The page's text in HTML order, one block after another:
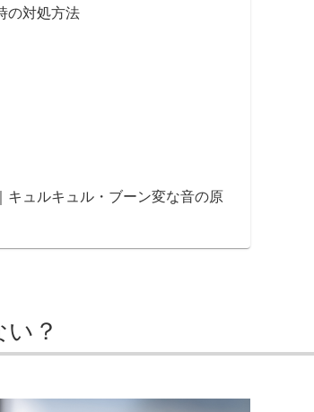
の対処方法
キュルキュル・ブーン変な音の原
？